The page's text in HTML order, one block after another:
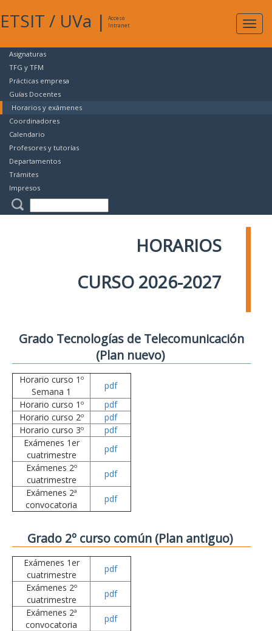
ETSIT / UVa |
Acceso
Intranet
Asignaturas
TFG y TFM
Prácticas empresa
Guías Docentes
Horarios y exámenes
Coordinadores
Calendario
Profesores y tutorías
Departamentos
Trámites
Impresos
HORARIOS
CURSO 2026-2027
Grado Tecnologías de Telecomunicación
(Plan nuevo)
Horario curso 1º
Semana 1
pdf
Horario curso 1º
pdf
Horario curso 2º
pdf
Horario curso 3º
pdf
Exámenes 1er
cuatrimestre
pdf
Exámenes 2º
cuatrimestre
pdf
Exámenes 2ª
convocatoria
pdf
Grado 2º curso común (Plan antiguo)
Exámenes 1er
cuatrimestre
pdf
Exámenes 2º
cuatrimestre
pdf
Exámenes 2ª
convocatoria
pdf